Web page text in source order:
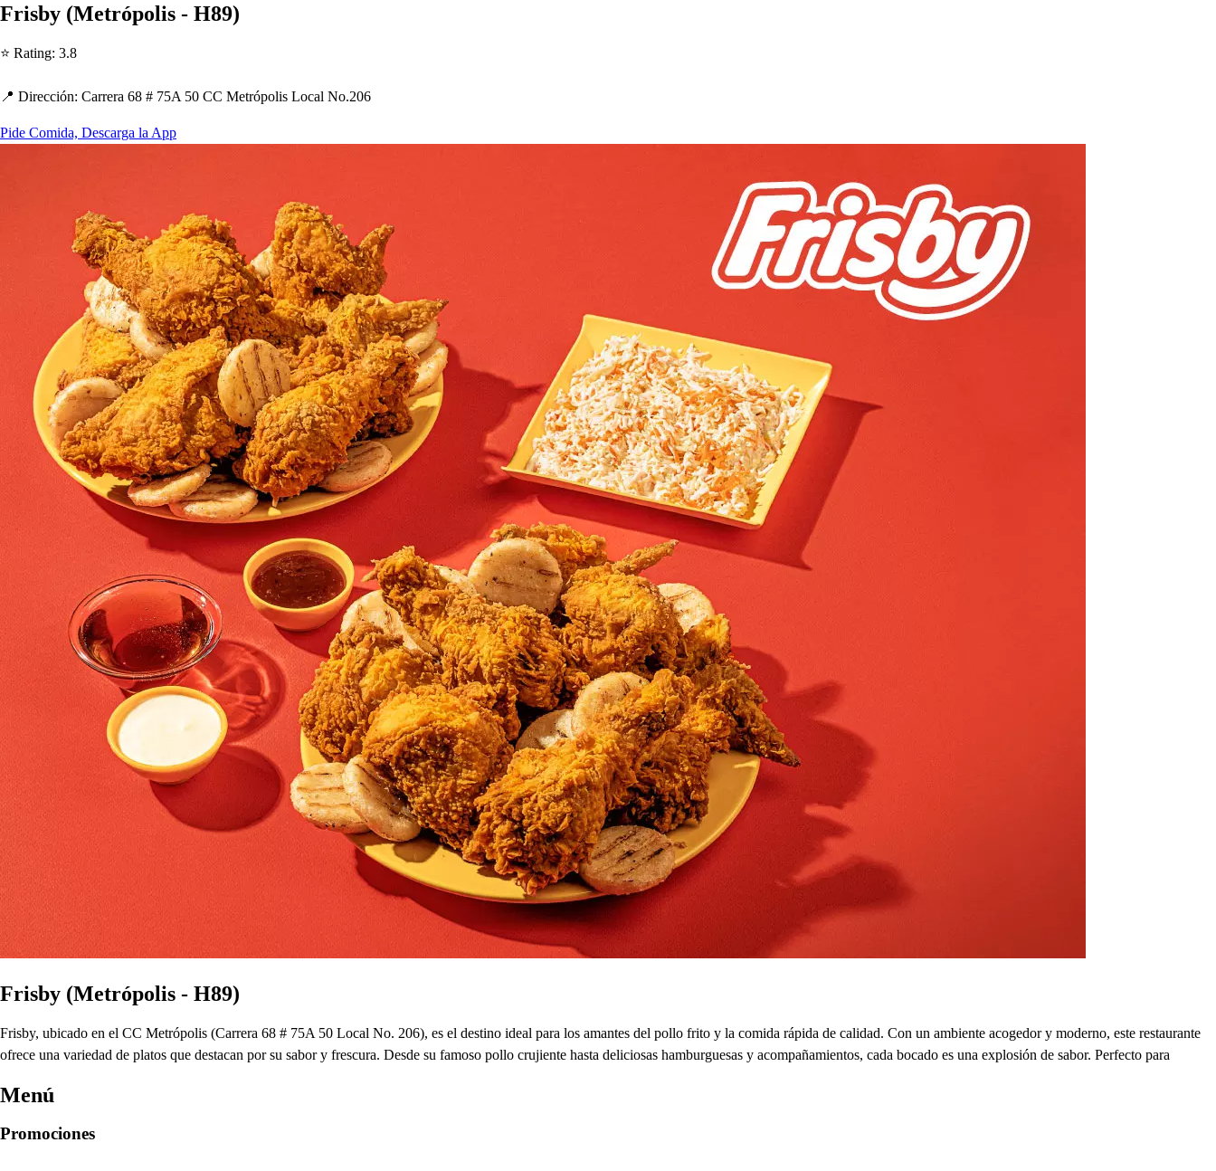
Frisby (Metrópolis - H89)
⭐ Rating: 3.8
📍 Dirección: Carrera 68 # 75A 50 CC Metrópolis Local No.206
Pide Comida, Descarga la App
Frisby (Metrópolis - H89)
Frisby, ubicado en el CC Metrópolis (Carrera 68 # 75A 50 Local No. 206), es el destino ideal para los amantes del pollo frito y la comida rápida de calidad. Con un ambiente acogedor y moderno, este restaurante
ofrece una variedad de platos que destacan por su sabor y frescura. Desde su famoso pollo crujiente hasta deliciosas hamburguesas y acompañamientos, cada bocado es una explosión de sabor. Perfecto para
Menú
Promociones